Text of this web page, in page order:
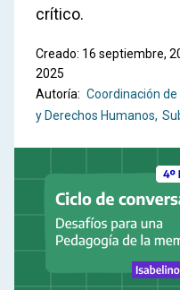
crítico.
Creado: 16 septiembre,
2025
Autoría: Coordinación
y Derechos Humanos